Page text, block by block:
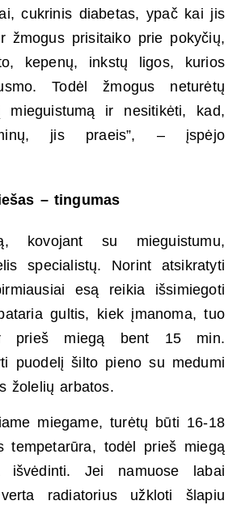
cukrinis diabetas, ypač kai jis
žmogus prisitaiko prie pokyčių,
kepenų, inkstų ligos, kurios
Todėl žmogus neturėtų
ir nesitikėti, kad,
jis praeis”, – įspėjo
– tingumas
kovojant su mieguistumu,
specialistų. Norint atsikratyti
esą reikia išsimiegoti
gultis, kiek įmanoma, tuo
prieš miegą bent 15 min.
puodelį šilto pieno su medumi
žolelių arbatos.
miegame, turėtų būti 16-18
tempetarūra, todėl prieš miegą
išvėdinti. Jei namuose labai
radiatorius užkloti šlapiu